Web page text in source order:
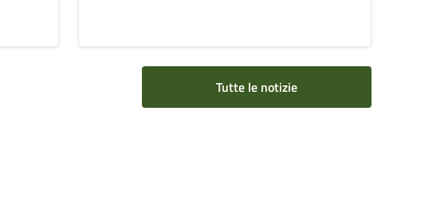
Tutte le notizie